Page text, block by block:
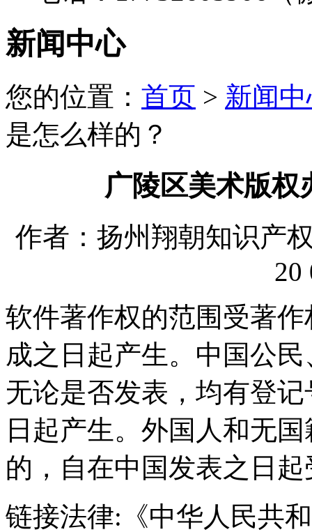
新闻中心
您的位置： 首页 > 新闻
是怎么样的？
广陵区美术版权
作者：扬州翔朝知识产
20
软件著作权的范围受著
成之日起产生。中国公
无论是否发表，均有登
日起产生。外国人和无
的，自在中国发表之日
链接法律:《中华人民共